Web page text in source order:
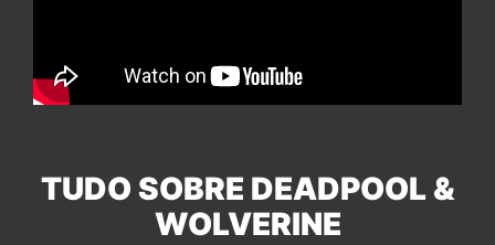
TUDO SOBRE DEADPOOL &
WOLVERINE